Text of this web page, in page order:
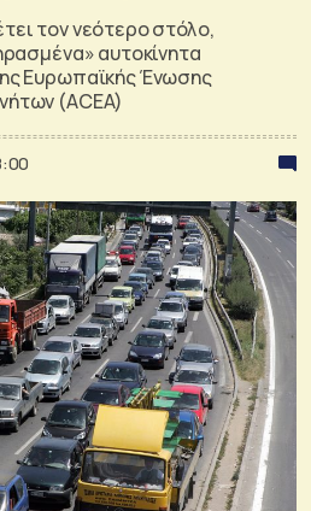
τον νεότερο στόλο,
αυτοκίνητα
Ευρωπαϊκής Ένωσης
(ACEA)